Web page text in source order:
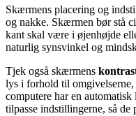
Skærmens placering og
og nakke. Skærmen bør stå
kant skal være i øjenhøjde
naturlig synsvinkel og
Tjek også skærmens
lys i forhold til
computere har en
tilpasse indstillingerne, så de